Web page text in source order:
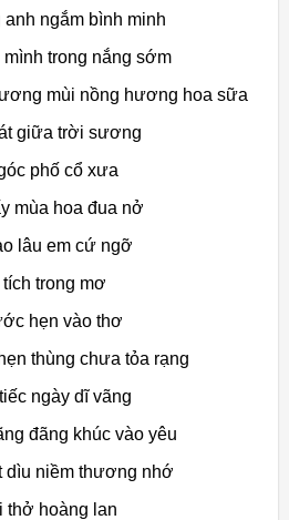
anh ngắm bình minh
trong nắng sớm
mùi nồng hương hoa sữa
giữa trời sương
phố cổ xưa
mùa hoa đua nở
lâu em cứ ngỡ
trong mơ
hẹn vào thơ
thùng chưa tỏa rạng
ngày dĩ vãng
đãng khúc vào yêu
dìu niềm thương nhớ
thở hoàng lan